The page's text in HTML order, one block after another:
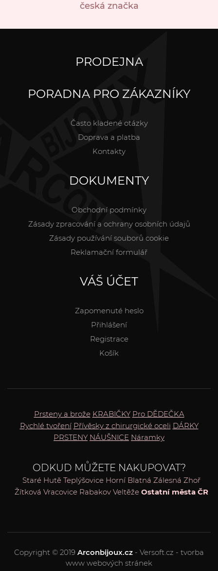
česká značka
PRODEJNA
PORADNA PRO ZÁKAZNÍKY
Často kladené otázky
Doprava a platba
Kontakty
DOKUMENTY
Obchodní podmínky
Zásady zpracování a ochrany osobních údajů
Zásady používání souborů cookie
Reklamační formulář
VÁŠ ÚČET
Zapomenuté heslo
Přihlášení
Registrace
Košík
Prsteny a brože KRABIČKY Pro DĚDEČKA
Rychlé tvoření Přívěsky z chirurgické oceli DÁRKY
PRSTENY NÁUŠNICE Náramky
ODKUD MŮŽETE NAKUPOVAT?
Staré Hutě Teplýšovice Horní Blatná Zálesná Zhoř
Žítková Vracovice Rabakov Veltěže Ostatní města ČR
Copyright © 2019 Arconbijoux.cz - Versoft.cz - tvorba
www webových stránek